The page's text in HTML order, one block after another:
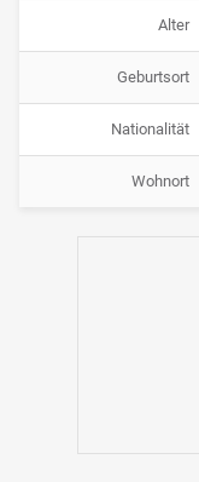
Alter
Geburtsort
Nationalität
Wohnort